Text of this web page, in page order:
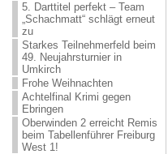
5. Darttitel perfekt – Team
„Schachmatt“ schlägt erneut
zu
Starkes Teilnehmerfeld beim
49. Neujahrsturnier in
Umkirch
Frohe Weihnachten
Achtelfinal Krimi gegen
Ebringen
Oberwinden 2 erreicht Remis
beim Tabellenführer Freiburg
West 1!